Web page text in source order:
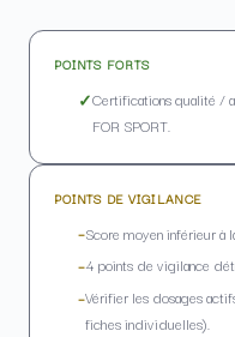
POINTS FORTS
Certifications qualité /
FOR SPORT.
POINTS DE VIGILANCE
Score moyen inférieur à
4 points de vigilance
Vérifier les dosages
fiches individuelles).